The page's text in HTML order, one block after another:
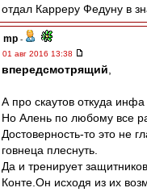
отдал Карреру Федуну в
mp -
01 авг 2016 13:38
впередсмотрящий
А про скаутов откуда
Но Алень по любому все
Достоверность-то это не
говнеца плеснуть.
Да и тренирует
Конте.Он исходя из их